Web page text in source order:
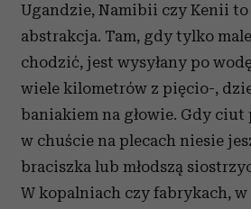
Ugandzie, Namibii czy Kenii
abstrakcja. Tam, gdy tylko
chodzić, jest wysyłany po
wiele kilometrów z pięcio-,
baniakiem na głowie. Gdy ciut
w chuście na plecach niesie
braciszka lub młodszą
W kopalniach czy fabrykach,